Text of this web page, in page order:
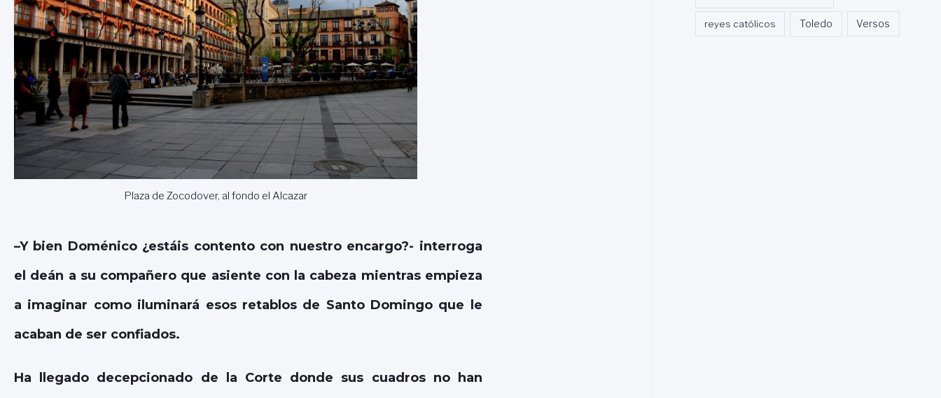
Plaza de Zocodover, al fondo el Alcazar
–Y bien Doménico ¿estáis contento con nuestro encargo?- interroga
el deán a su compañero que asiente con la cabeza mientras empieza
a imaginar como iluminará esos retablos de Santo Domingo que le
acaban de ser confiados.
Ha llegado decepcionado de la Corte donde sus cuadros no han
reyes católicos Toledo Versos